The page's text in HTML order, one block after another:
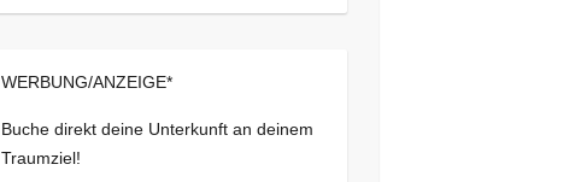
WERBUNG/ANZEIGE*
Buche direkt deine Unterkunft an deinem
Traumziel!